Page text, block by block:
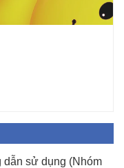
sử dụng (Nhóm